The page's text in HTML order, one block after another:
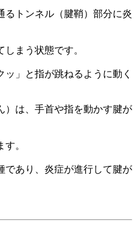
るトンネル（腱鞘）部分に炎
まう状態です。
」と指が跳ねるように動く
）は、手首や指を動かす腱が
。
であり、炎症が進行して腱が